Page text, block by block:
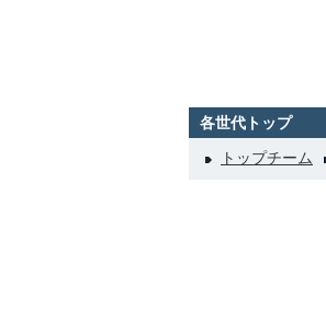
各世代トップ
トップチーム